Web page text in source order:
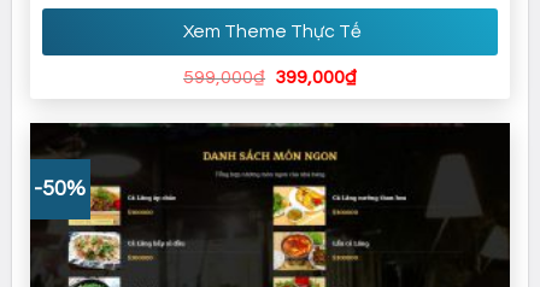
Xem Theme Thực Tế
599,000₫ Giá
599,000₫.
399,000₫Giá
là:
-50%